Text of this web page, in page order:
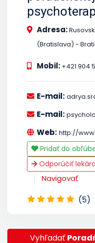
Adresa:
(Bratislava) -
Mobil: +421 904
E-mail:
E-mail:
Web: http://
Pridať do
Odporúčiť
Navigovať
(5)
Vyhľadať